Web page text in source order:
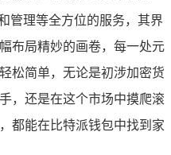
管理等全方位的服务，其界
布局精妙的画卷，每一处元
松简单，无论是初涉加密货
，还是在这个市场中摸爬滚
都能在比特派钱包中找到家